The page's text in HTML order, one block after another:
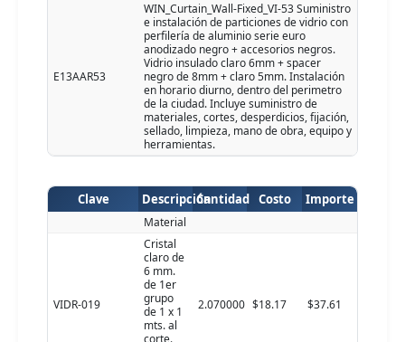
E13AAR53
WIN_Curtain_Wall-Fixed_VI-53 Suministro
e instalación de particiones de vidrio con
perfilería de aluminio serie euro
anodizado negro + accesorios negros.
Vidrio insulado claro 6mm + spacer
negro de 8mm + claro 5mm. Instalación
en horario diurno, dentro del perimetro
de la ciudad. Incluye suministro de
materiales, cortes, desperdicios, fijación,
sellado, limpieza, mano de obra, equipo y
herramientas.
Clave DescripciónCantidad Costo Importe
Material
VIDR-019
Cristal
claro de
6 mm.
de 1er
grupo
de 1 x 1
mts. al
corte.
2.070000 $18.17 $37.61